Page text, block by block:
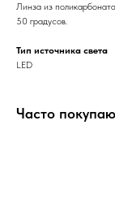
Линза из
50 градусов.
Тип источника света
LED
Часто